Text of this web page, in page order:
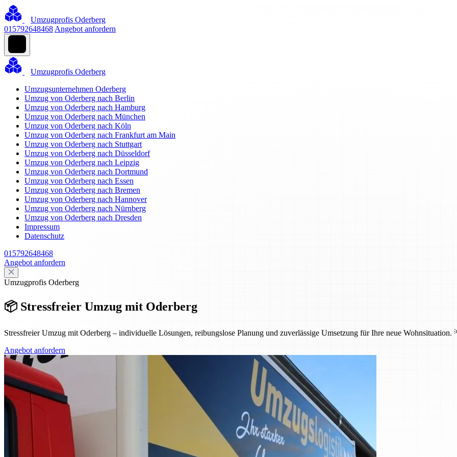
Umzugprofis Oderberg
015792648468 Angebot anfordern
Umzugprofis Oderberg
Umzugsunternehmen Oderberg
Umzug von Oderberg nach Berlin
Umzug von Oderberg nach Hamburg
Umzug von Oderberg nach München
Umzug von Oderberg nach Köln
Umzug von Oderberg nach Frankfurt am Main
Umzug von Oderberg nach Stuttgart
Umzug von Oderberg nach Düsseldorf
Umzug von Oderberg nach Leipzig
Umzug von Oderberg nach Dortmund
Umzug von Oderberg nach Essen
Umzug von Oderberg nach Bremen
Umzug von Oderberg nach Hannover
Umzug von Oderberg nach Nürnberg
Umzug von Oderberg nach Dresden
Impressum
Datenschutz
015792648468
Angebot anfordern
Umzugprofis Oderberg
📦 Stressfreier Umzug mit Oderberg
Stressfreier Umzug mit Oderberg – individuelle Lösungen, reibungslose Planung und zuverlässige Umsetzung für Ihre neue Wohnsituation.
Angebot anfordern